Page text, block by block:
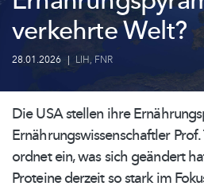
verkehrte Welt?
28.01.2026 | LIH, FNR
Die USA stellen ihre
ErnährungswissenschaftlerProf.
ordnet ein, was sich geändert
Proteine derzeit so stark im